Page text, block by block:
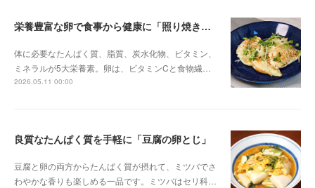
栄養豊富な卵で食事から健康に「照り焼き卵」
体に必要なたんぱく質、脂質、炭水化物、ビタミン、
ミネラルが5大栄養素。卵は、ビタミンCと食物繊…
2026.05.11 00:00
良質なたんぱく質を手軽に「豆腐の卵とじ」
豆腐と卵の両方からたんぱく質が摂れて、ミツバでさ
わやかな香りも楽しめる一品です。ミツバはセリ科…